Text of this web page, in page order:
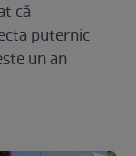
că
puternic
un an